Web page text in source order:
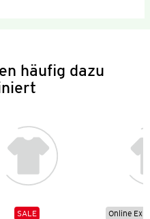
häufig dazu
SALE
Online